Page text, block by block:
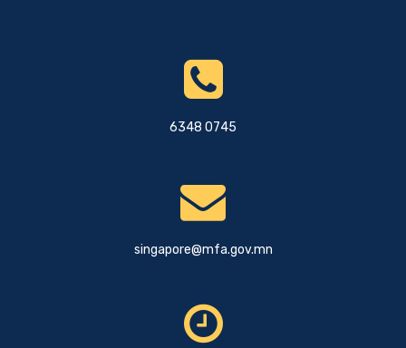
6348 0745
singapore@mfa.gov.mn